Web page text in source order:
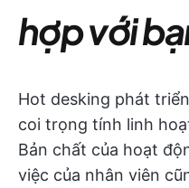
hợp với
Hot desking phát
coi trọng tính linh
Bản chất của hoạt
việc của nhân viên